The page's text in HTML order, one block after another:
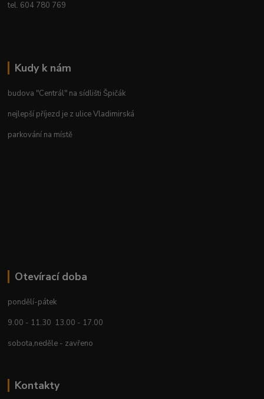
tel. 604 780 769
Kudy k nám
budova "Centrál" na sídlišti Špičák
nejlepší příjezd je z ulice Vladimirská
parkování na místě
Otevírací doba
pondělí-pátek
9.00 - 11.30 13.00 - 17.00
sobota,neděle - zavřeno
Kontakty